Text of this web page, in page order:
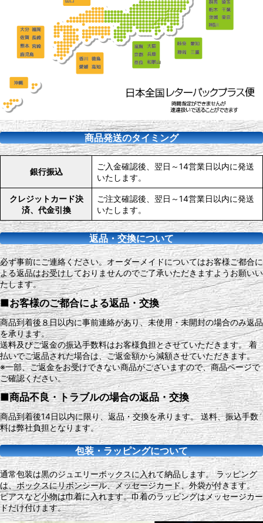
商品発送のタイミング
銀行振込
ご入金確認後、翌日～14営業日以内に発送
いたします。
クレジットカード決
済、代金引換
ご注文確認後、翌日～14営業日以内に発送
いたします。
返品・交換について
必ず事前にご連絡ください。オーダーメイドについてはお客様ご都合に
よる返品はお受けしておりませんのでご了承いただきますようお願いい
たします。
■お客様のご都合による返品・交換
商品到着後８日以内に事前連絡があり、未使用・未開封の場合のみ返品
を承ります。
送料及びご返金の振込手数料はお客様負担とさせていただきます。 着
払いでご返品された場合は、ご返金額から減額させていただきます。
※一部、ご返金をお受けできない商品がございますので、商品ページで
ご確認ください。
■商品不良・トラブルの場合の返品・交換
商品到着後14日以内に限り、返品・交換を承ります。 送料、振込手数
料は弊社負担となります。
包装・ラッピングについて
通常包装は黒のジュエリーボックスに入れて納品します。 ラッピング
は、ボックスにリボンシール、メッセージカード、外袋が付きます。
ピアスなど小物は巾着に入れます。巾着のラッピングはメッセージカー
ドだけ付けます。